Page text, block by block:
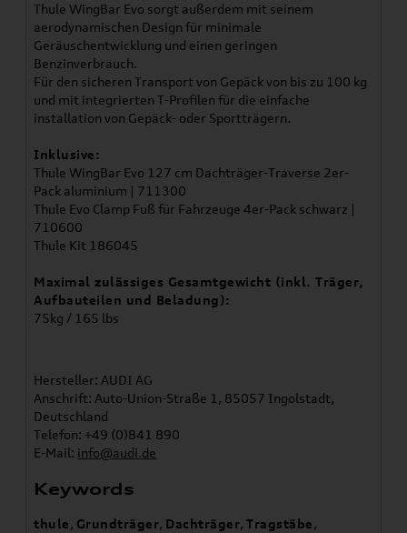
Thule WingBar Evo sorgt außerdem mit seinem
aerodynamischen Design für minimale
Geräuschentwicklung und einen geringen
Benzinverbrauch.
Für den sicheren Transport von Gepäck von bis zu 100 kg
und mit integrierten T-Profilen für die einfache
installation von Gepäck- oder Sportträgern.
Inklusive:
Thule WingBar Evo 127 cm Dachträger-Traverse 2er-
Pack aluminium | 711300
Thule Evo Clamp Fuß für Fahrzeuge 4er-Pack schwarz |
710600
Thule Kit 186045
Maximal zulässiges Gesamtgewicht (inkl. Träger,
Aufbauteilen und Beladung):
75kg / 165 lbs
Hersteller: AUDI AG
Anschrift: Auto-Union-Straße 1, 85057 Ingolstadt,
Deutschland
Telefon: +49 (0)841 890
E-Mail: info@audi.de
Keywords
thule, Grundträger, Dachträger,Tragstäbe,